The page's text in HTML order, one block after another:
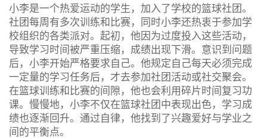
小李是一个热爱运动的学生，加入了学校的篮球社团。
社团每周有多次训练和比赛，同时小李还热衷于参加学
校组织的各类派对。起初，他因为过度投入这些活动，
导致学习时间被严重压缩，成绩出现下滑。意识到问题
后，小李开始严格要求自己。他规定自己每天必须完成
一定量的学习任务后，才去参加社团活动或社交聚会。
在篮球训练和比赛的间隙，他也会利用碎片时间复习功
课。慢慢地，小李不仅在篮球社团中表现出色，学习成
绩也逐渐回升。通过自律，他找到了兴趣爱好与学业之
间的平衡点。